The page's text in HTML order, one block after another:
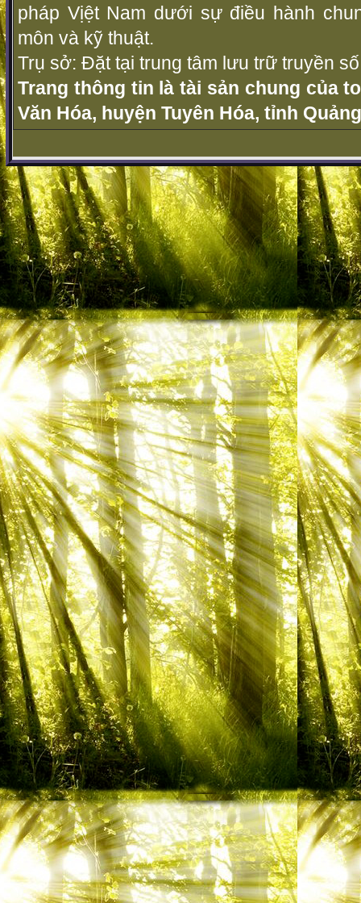
pháp Vịệt Nam dưới sự điều hành
môn và kỹ thuật.
Trụ sở: Đặt tại trung tâm lưu trữ truyền
Trang thông tin là tài sản chung của
Văn Hóa, huyện Tuyên Hóa, tỉnh